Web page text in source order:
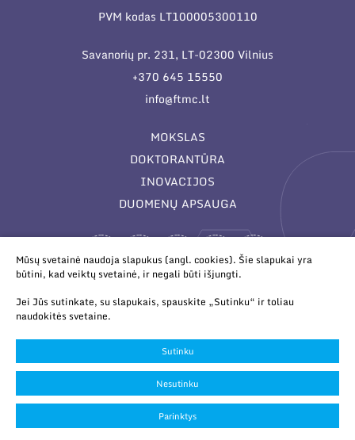
PVM kodas LT100005300110
Savanorių pr. 231, LT-02300 Vilnius
+370 645 15550
info@ftmc.lt
MOKSLAS
DOKTORANTŪRA
INOVACIJOS
DUOMENŲ APSAUGA
© 2026 Valstybinis mokslinių tyrimų institutas Fizinių ir
technologijos mokslų centras. Duomenys kaupiami ir saugomi
Juridinių asmenų registre.
Slapukų parinktys
Duomenų apsauga
Sukurta:TEXUS
Mūsų svetainė naudoja slapukus (angl. cookies). Šie slapukai yra
būtini, kad veiktų svetainė, ir negali būti išjungti.
Jei Jūs sutinkate, su slapukais, spauskite „Sutinku“ ir toliau
naudokitės svetaine.
Sutinku
Nesutinku
Parinktys